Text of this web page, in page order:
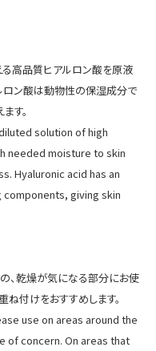
高品質ヒアルロン酸を原液
ロン酸は動物性の保湿成分で
す。
solution of high
needed moisture to skin
Hyaluronic acid has an
giving skin
、乾燥が気になる部分にお使
付けをおすすめします。
use on areas around the
of concern. On areas that